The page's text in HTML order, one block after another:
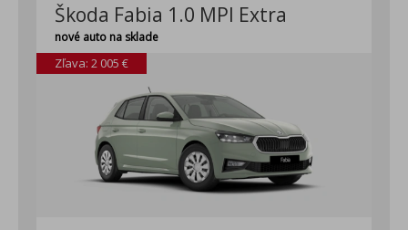
Škoda Fabia 1.0 MPI Extra
nové auto na sklade
Zľava: 2 005 €